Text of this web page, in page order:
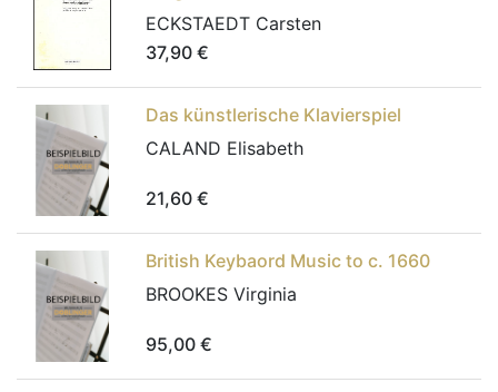
ECKSTAEDT Carsten
37,90 €
Das künstlerische Klavierspiel
CALAND Elisabeth
21,60 €
British Keybaord Music to c. 1660
BROOKES Virginia
95,00 €